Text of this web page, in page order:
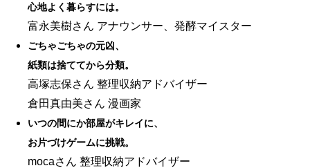
心地よく暮らすには。
富永美樹さん アナウンサー、発酵マイスター
ごちゃごちゃの元凶、
紙類は捨ててから分類。
高塚志保さん 整理収納アドバイザー
倉田真由美さん 漫画家
いつの間にか部屋がキレイに、
お片づけゲームに挑戦。
mocaさん 整理収納アドバイザー